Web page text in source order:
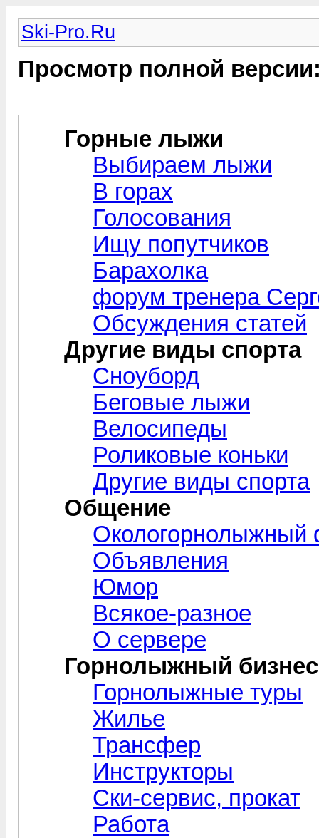
Ski-Pro.Ru
Просмотр полной
Горные лыжи
Выбираем лыжи
В горах
Голосования
Ищу попутчиков
Барахолка
форум тренера
Обсуждения статей
Другие виды спорта
Сноуборд
Беговые лыжи
Велосипеды
Роликовые коньки
Другие виды спорта
Общение
Окологорнолыжный
Объявления
Юмор
Всякое-разное
О сервере
Горнолыжный бизнес
Горнолыжные туры
Жилье
Трансфер
Инструкторы
Ски-сервис, прокат
Работа